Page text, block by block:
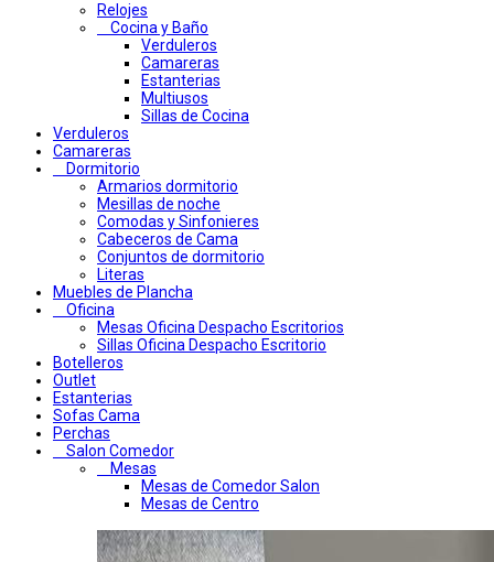
Relojes
Cocina y Baño
Verduleros
Camareras
Estanterias
Multiusos
Sillas de Cocina
Verduleros
Camareras
Dormitorio
Armarios dormitorio
Mesillas de noche
Comodas y Sinfonieres
Cabeceros de Cama
Conjuntos de dormitorio
Literas
Muebles de Plancha
Oficina
Mesas Oficina Despacho Escritorios
Sillas Oficina Despacho Escritorio
Botelleros
Outlet
Estanterias
Sofas Cama
Perchas
Salon Comedor
Mesas
Mesas de Comedor Salon
Mesas de Centro